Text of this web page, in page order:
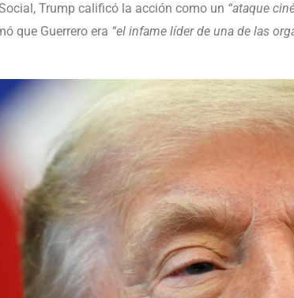
Trump calificó la acción como un “ataque
que Guerrero era “el infame líder de una de las